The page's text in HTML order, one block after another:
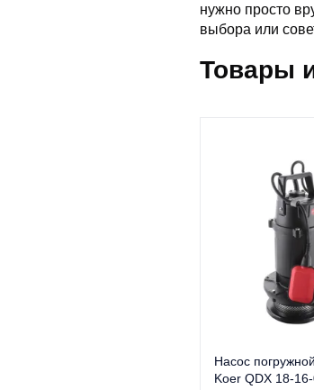
нужно просто
выбора или
Товары
Насос
Koer QDX 18-